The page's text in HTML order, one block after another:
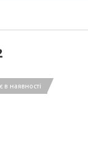
в наявності